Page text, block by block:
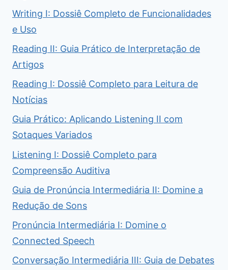
Writing I: Dossiê Completo de Funcionalidades
e Uso
Reading II: Guia Prático de Interpretação de
Artigos
Reading I: Dossiê Completo para Leitura de
Notícias
Guia Prático: Aplicando Listening II com
Sotaques Variados
Listening I: Dossiê Completo para
Compreensão Auditiva
Guia de Pronúncia Intermediária II: Domine a
Redução de Sons
Pronúncia Intermediária I: Domine o
Connected Speech
Conversação Intermediária III: Guia de Debates